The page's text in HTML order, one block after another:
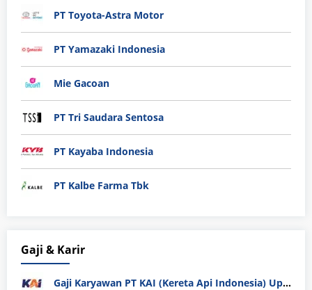
PT Toyota-Astra Motor
PT Yamazaki Indonesia
Mie Gacoan
PT Tri Saudara Sentosa
PT Kayaba Indonesia
PT Kalbe Farma Tbk
Gaji & Karir
Gaji Karyawan PT KAI (Kereta Api Indonesia) Update 2025